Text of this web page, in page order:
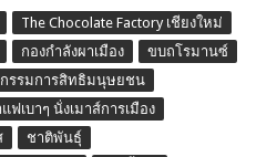
The Chocolate Factory เชียงใหม่
กองกำลังผาเมือง
ขบถโรมานซ์
รรมการสิทธิมนุษยชน
ฟเบาๆ นั่งเมาส์การเมือง
ชาติพันธุ์